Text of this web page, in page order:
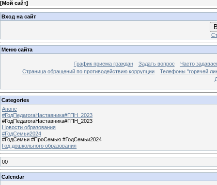
[Мой сайт]
Вход на сайт
Меню сайта
График приема граждан Задать вопрос
Часто
Страница обращений по противодействию коррупции
Телефоны "горячей
Categories
Анонс
#ГодПедагогаНаставника#ГПН_2023
#ГодПедагогаНаставника#ГПН_2023
Новости образования
#ГодСемьи2024
#ГодСемьи #ПроСемью #ГодСемьи2024
Год дошкольного образования
00
Calendar